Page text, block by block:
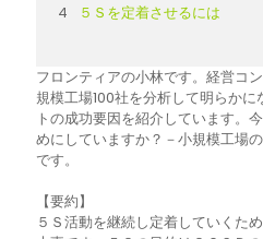
５Ｓを定着させるには
フロンティアの小林です。経営コ
規模工場100社を分析して明らか
トの成功要因を紹介しています。
めにしていますか？－小規模工場
です。
【要約】
５Ｓ活動を継続し定着していくた